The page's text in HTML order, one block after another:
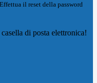
il reset della password
di posta elettronica!